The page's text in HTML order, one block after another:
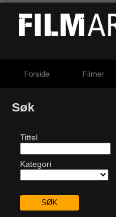
Forside Filmer
Søk
Tittel
Kategori